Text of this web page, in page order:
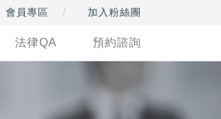
會員專區 加入粉絲團
法律QA 預約諮詢